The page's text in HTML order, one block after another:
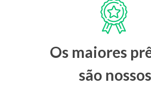
Os maiores
são